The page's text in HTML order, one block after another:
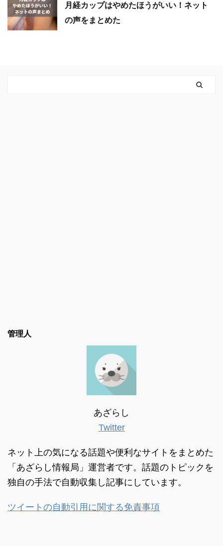
月経カップはやめたほうがいい！ネット
の声をまとめた
管理人
あざらし
Twitter
ネット上の気になる話題や便利なサイトをまとめた
「あざらし情報局」運営者です。話題のトピックを
独自の手法で自動収集し記事にしています。
ツイートの自動引用に関する免責事項